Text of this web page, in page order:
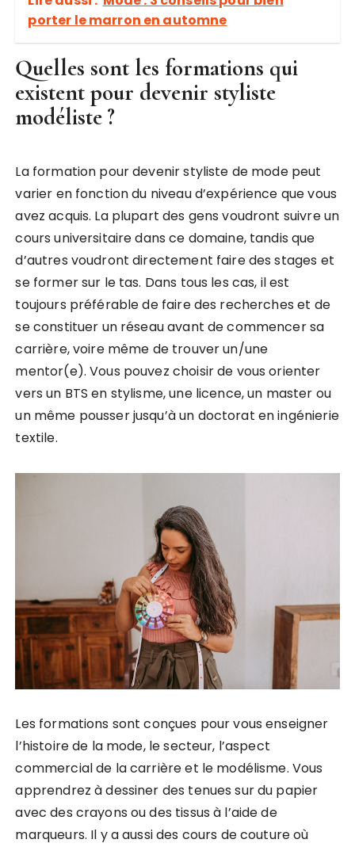
porter le marron en automne
Quelles sont les formations qui
existent pour devenir styliste
modéliste ?
La formation pour devenir styliste de mode peut
varier en fonction du niveau d’expérience que vous
avez acquis. La plupart des gens voudront suivre un
cours universitaire dans ce domaine, tandis que
d’autres voudront directement faire des stages et
se former sur le tas. Dans tous les cas, il est
toujours préférable de faire des recherches et de
se constituer un réseau avant de commencer sa
carrière, voire même de trouver un/une
mentor(e). Vous pouvez choisir de vous orienter
vers un BTS en stylisme, une licence, un master ou
un même pousser jusqu’à un doctorat en ingénierie
textile.
Les formations sont conçues pour vous enseigner
l’histoire de la mode, le secteur, l’aspect
commercial de la carrière et le modélisme. Vous
apprendrez à dessiner des tenues sur du papier
avec des crayons ou des tissus à l’aide de
marqueurs. Il y a aussi des cours de couture où